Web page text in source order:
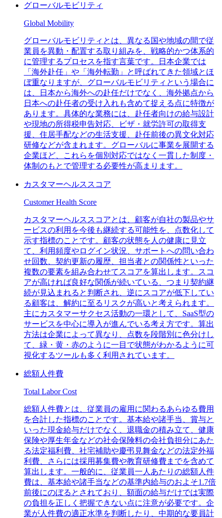
グローバルモビリティ
Global Mobility
グローバルモビリティとは、異なる国や地域の間で従
業員を異動・配置する取り組みを、戦略的かつ体系的
に管理するプロセスを指す言葉です。日本企業では
「海外赴任」や「海外転勤」と呼ばれてきた領域とほ
ぼ重なりますが、グローバルモビリティという場合に
は、日本から海外への赴任だけでなく、海外拠点から
日本への赴任者の受け入れも含めて捉える点に特徴が
あります。具体的な業務には、赴任者向けの給与設計
や現地の所得税申告対応、ビザ・就労許可の取得支
援、住居手配などの生活支援、赴任前後の異文化対応
研修などが含まれます。グローバルに事業を展開する
企業ほど、これらを個別対応ではなく一貫した制度・
体制のもとで管理する必要性が高まります。
カスタマーヘルススコア
Customer Health Score
カスタマーヘルススコアとは、顧客が自社の製品やサ
ービスの利用を今後も継続する可能性を、点数化して
示す指標のことです。顧客の状態を人の健康に見立
て、利用頻度やログイン状況、サポートへの問い合わ
せ回数、契約更新の履歴、担当者との関係性といった
複数の要素を組み合わせてスコアを算出します。スコ
アが高ければ良好な関係が続いている、つまり契約継
続が見込まれると判断され、逆にスコアが低下してい
る顧客は、解約に至るリスクが高いと考えられます。
主にカスタマーサクセス活動の一環として、SaaS型の
サービスを中心に導入が進んでいる考え方です。算出
方法は企業によって異なり、点数を段階別に色分けし
て、緑・黄・赤のように一目で状態がわかるように可
視化するツールも多く利用されています。
総額人件費
Total Labor Cost
総額人件費とは、従業員の雇用に関わるあらゆる費用
を合計した指標のことです。基本給や諸手当、賞与と
いった現金給与だけでなく、退職金の積み立て、健康
保険や厚生年金などの社会保険料の会社負担分にあた
る法定福利費、社宅補助や慶弔見舞金などの法定外福
利費、さらには採用募集費や教育研修費までを含めて
算出します。一般的に、従業員一人あたりの総額人件
費は、基本給や諸手当などの基準内給与のおよそ1.7倍
前後にのぼるとされており、額面の給与だけでは実際
の負担を正しく把握できない点に注意が必要です。企
業が人件費の適正水準を判断したり、中期的な要員計